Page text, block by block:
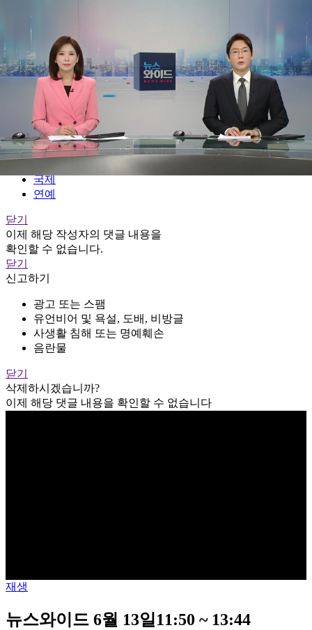
YTN
TV프로그램
홈
정치
경제
국제
연예
닫기
이제 해당 작성자의 댓글 내용을
확인할 수 없습니다.
닫기
신고하기
광고 또는 스팸
유언비어 및 욕설, 도배, 비방글
사생활 침해 또는 명예훼손
음란물
닫기
삭제하시겠습니까?
이제 해당 댓글 내용을 확인할 수 없습니다
재생
뉴스와이드 6월 13일11:50 ~ 13:44